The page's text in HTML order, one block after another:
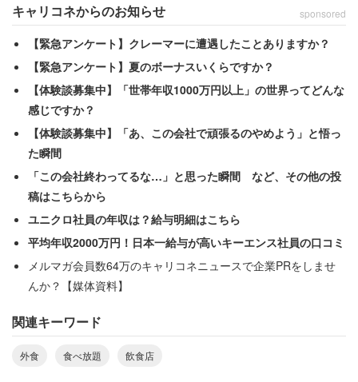
その後出てきたメインの肉寿司の姿に、男性は「驚愕しま
した」と振り返る。
「写真では、赤々とした肉々しいおいしそうな肉寿司が写
ってましたが、目の前に出てきたのは薄いこま切れ肉を限
界まで火を通したかなというのが乗った何か」
呆れてものも言えなかったというが、空腹だった男性は
「その焼肉みたいなものがシャリみたいなものに乗った何
か」を食べながら友人と昔話をして過ごし、「まぁ、値段
が値段だからしょうがねぇ」と笑い飛ばしたという。
そろそろ時間になろうかという時に別の女性店員が出勤し
BGMが流れ始めたという。ここで男性は、やけに静かだ
ったことと、開店から2時間近く経っているのに自分たち
キャリコネからのお知らせ sponsored
【緊急アンケート】クレーマーに遭遇したことありますか？
【緊急アンケート】夏のボーナスいくらですか？
【体験談募集中】「世帯年収1000万円以上」の世界ってどんな
感じですか？
【体験談募集中】「あ、この会社で頑張るのやめよう」と悟っ
た瞬間
「この会社終わってるな…」と思った瞬間 など、その他の投
稿はこちらから
ユニクロ社員の年収は？給与明細はこちら
平均年収2000万円！日本一給与が高いキーエンス社員の口コミ
メルマガ会員数64万のキャリコネニュースで企業PRをしませ
んか？【媒体資料】
関連キーワード
外食 食べ放題 飲食店